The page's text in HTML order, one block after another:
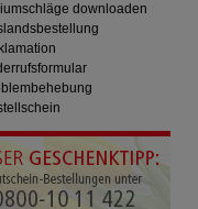
downloaden